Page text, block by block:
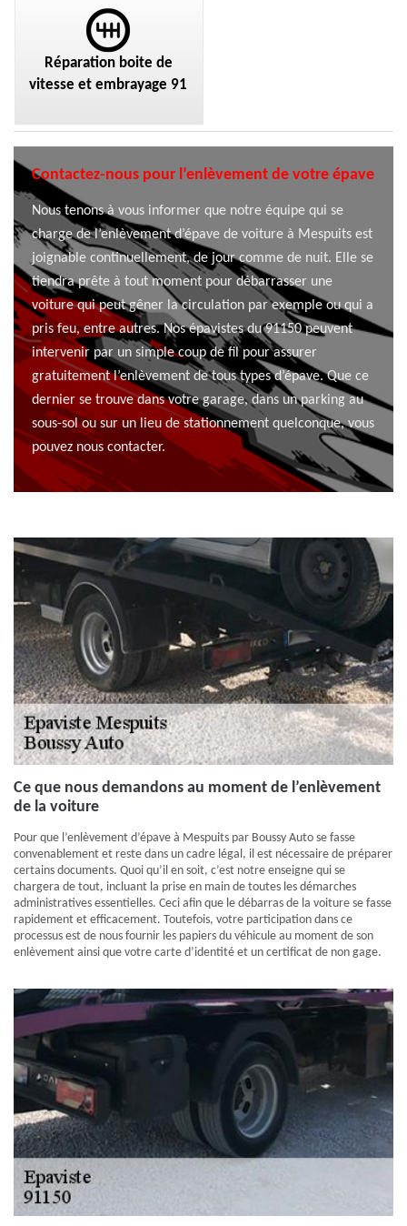
Réparation boite de
vitesse et embrayage 91
Contactez-nous pour l’enlèvement de votre épave
Nous tenons à vous informer que notre équipe qui se
charge de l’enlèvement d’épave de voiture à Mespuits est
joignable continuellement, de jour comme de nuit. Elle se
tiendra prête à tout moment pour débarrasser une
voiture qui peut gêner la circulation par exemple ou qui a
pris feu, entre autres. Nos épavistes du 91150 peuvent
intervenir par un simple coup de fil pour assurer
gratuitement l’enlèvement de tous types d’épave. Que ce
dernier se trouve dans votre garage, dans un parking au
sous-sol ou sur un lieu de stationnement quelconque, vous
pouvez nous contacter.
Ce que nous demandons au moment de l’enlèvement
de la voiture
Pour que l’enlèvement d’épave à Mespuits par Boussy Auto se fasse
convenablement et reste dans un cadre légal, il est nécessaire de préparer
certains documents. Quoi qu’il en soit, c’est notre enseigne qui se
chargera de tout, incluant la prise en main de toutes les démarches
administratives essentielles. Ceci afin que le débarras de la voiture se fasse
rapidement et efficacement. Toutefois, votre participation dans ce
processus est de nous fournir les papiers du véhicule au moment de son
enlèvement ainsi que votre carte d’identité et un certificat de non gage.